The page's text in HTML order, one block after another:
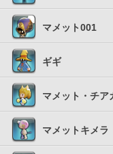
マメット001
ギギ
マメット・チア
マメットキメラ